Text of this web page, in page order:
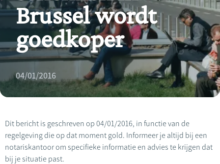
Brussel wordt
goedkoper
04/01/2016
Dit bericht is geschreven op 04/01/2016, in functie van de
regelgeving die op dat moment gold. Informeer je altijd bij een
notariskantoor om specifieke informatie en advies te krijgen dat
bij je situatie past.